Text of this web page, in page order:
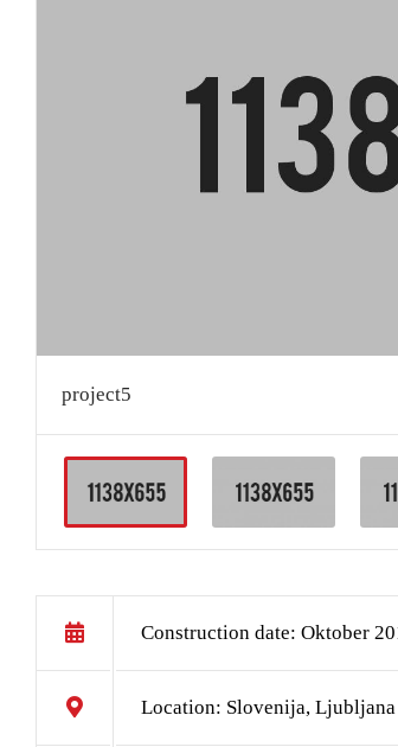
project5
Construction date: Oktober
Location: Slovenija, Ljubljana